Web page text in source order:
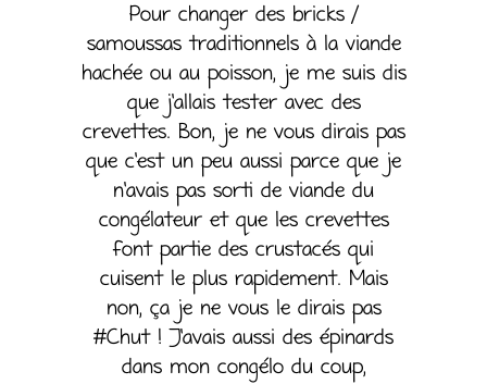
Pour changer des bricks /
samoussas traditionnels à la viande
hachée ou au poisson, je me suis dis
que j’allais tester avec des
crevettes. Bon, je ne vous dirais pas
que c’est un peu aussi parce que je
n’avais pas sorti de viande du
congélateur et que les crevettes
font partie des crustacés qui
cuisent le plus rapidement. Mais
non, ça je ne vous le dirais pas
#Chut ! J’avais aussi des épinards
dans mon congélo du coup,